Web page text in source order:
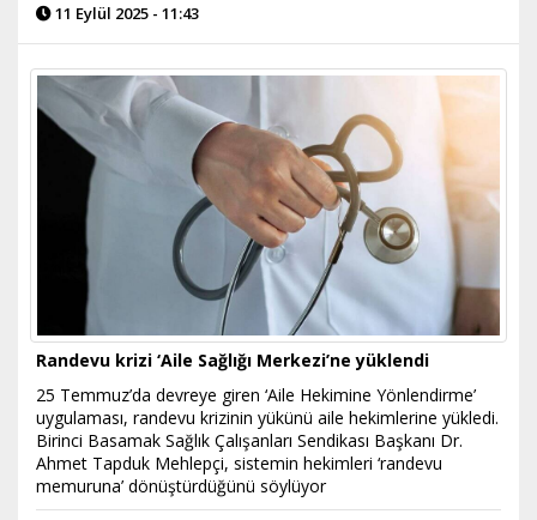
11 Eylül 2025 - 11:43
Randevu krizi ‘Aile Sağlığı Merkezi’ne yüklendi
25 Temmuz’da devreye giren ‘Aile Hekimine Yönlendirme’
uygulaması, randevu krizinin yükünü aile hekimlerine yükledi.
Birinci Basamak Sağlık Çalışanları Sendikası Başkanı Dr.
Ahmet Tapduk Mehlepçi, sistemin hekimleri ‘randevu
memuruna’ dönüştürdüğünü söylüyor